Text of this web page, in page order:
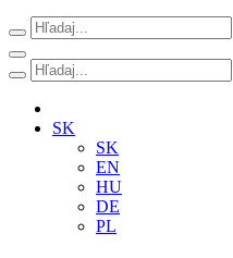
SK
SK
EN
HU
DE
PL